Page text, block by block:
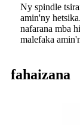
Ny spindle
amin'ny
nafarana mba
malefaka
fahaizana